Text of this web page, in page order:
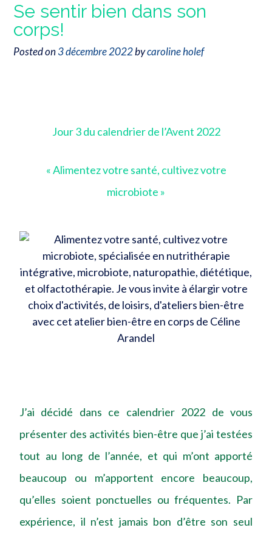
Se sentir bien dans son
corps!
Posted on3 décembre 2022bycaroline holef
Jour 3 du calendrier de l’Avent 2022
« Alimentez votre santé, cultivez votre
microbiote »
J’ai décidé dans ce calendrier 2022 de vous
présenter des activités bien-être que j’ai testées
tout au long de l’année, et qui m’ont apporté
beaucoup ou m’apportent encore beaucoup,
qu’elles soient ponctuelles ou fréquentes. Par
expérience, il n’est jamais bon d’être son seul